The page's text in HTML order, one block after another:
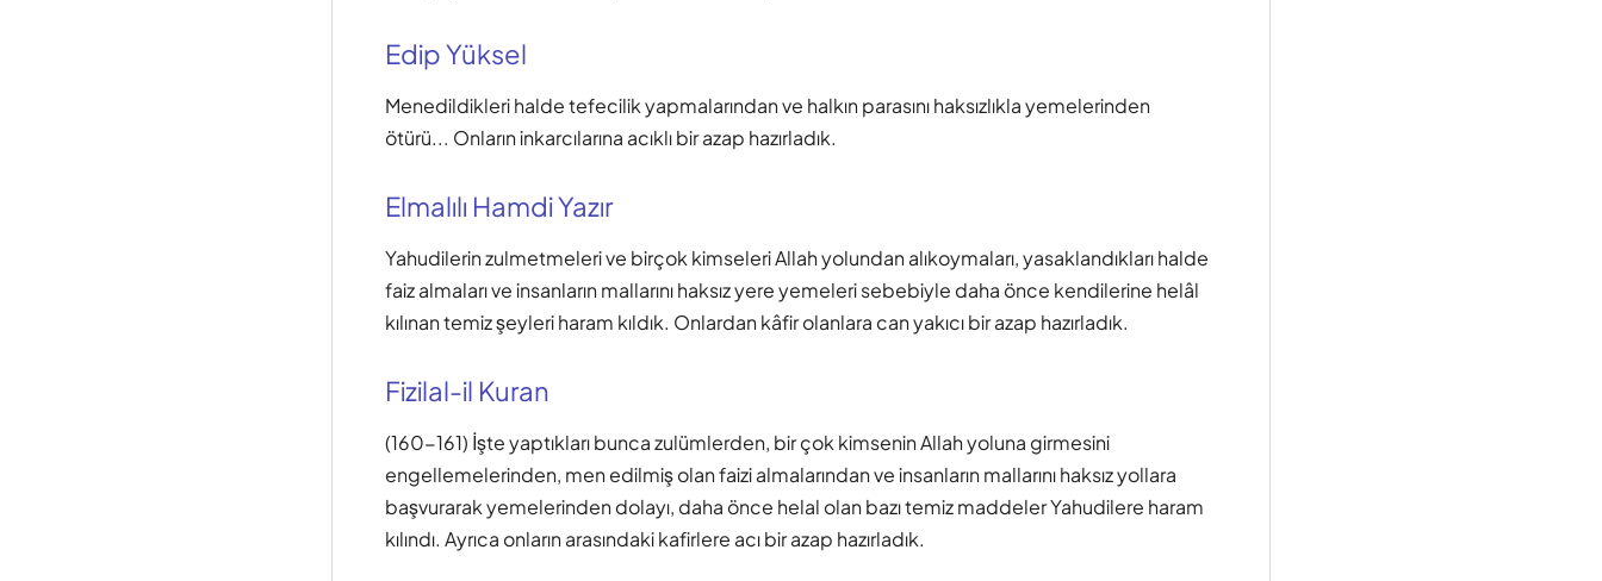
Edip Yüksel
Menedildikleri halde tefecilik yapmalarından ve halkın parasını haksızlıkla yemelerinden
ötürü... Onların inkarcılarına acıklı bir azap hazırladık.
Elmalılı Hamdi Yazır
Yahudilerin zulmetmeleri ve birçok kimseleri Allah yolundan alıkoymaları, yasaklandıkları halde
faiz almaları ve insanların mallarını haksız yere yemeleri sebebiyle daha önce kendilerine helâl
kılınan temiz şeyleri haram kıldık. Onlardan kâfir olanlara can yakıcı bir azap hazırladık.
Fizilal-il Kuran
(160-161) İşte yaptıkları bunca zulümlerden, bir çok kimsenin Allah yoluna girmesini
engellemelerinden, men edilmiş olan faizi almalarından ve insanların mallarını haksız yollara
başvurarak yemelerinden dolayı, daha önce helal olan bazı temiz maddeler Yahudilere haram
kılındı. Ayrıca onların arasındaki kafirlere acı bir azap hazırladık.